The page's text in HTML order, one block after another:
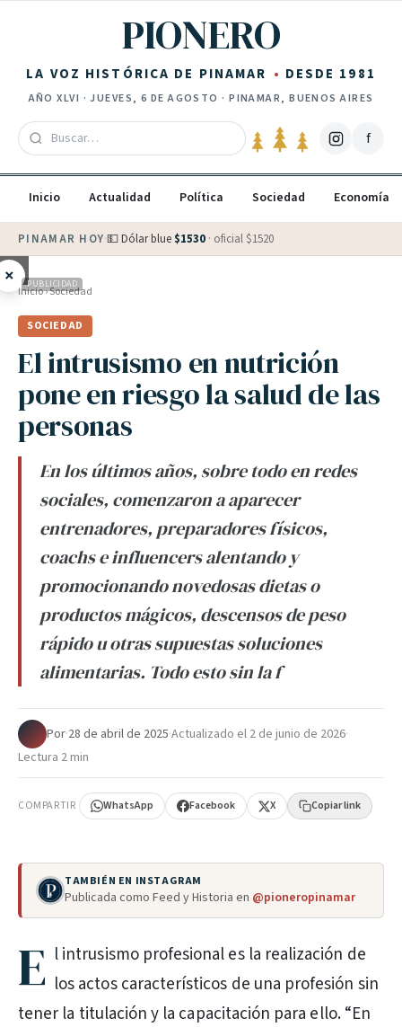
PIONERO
LA VOZ HISTÓRICA DE PINAMAR DESDE 1981
AÑOXLVI ·JUEVES, 6 DE AGOSTO · PINAMAR, BUENOS AIRES
f
Inicio Actualidad Política Sociedad Economía
PINAMAR HOY·💵 Dólar blue $1530 · oficial $1520
× PUBLICIDAD
Inicio›Sociedad
SOCIEDAD
El intrusismo en nutrición
pone en riesgo la salud de las
personas
En los últimos años, sobre todo en redes
sociales, comenzaron a aparecer
entrenadores, preparadores físicos,
coachs e influencers alentando y
promocionando novedosas dietas o
productos mágicos, descensos de peso
rápido u otras supuestas soluciones
alimentarias. Todo esto sin la f
Por·28 de abril de 2025·Actualizado el 2 de junio de 2026·
Lectura 2 min
COMPARTIR WhatsApp Facebook X Copiar link
TAMBIÉN EN INSTAGRAM
Publicada como Feed y Historia en @pioneropinamar
E l intrusismo profesional es la realización de
los actos característicos de una profesión sin
tener la titulación y la capacitación para ello. “En